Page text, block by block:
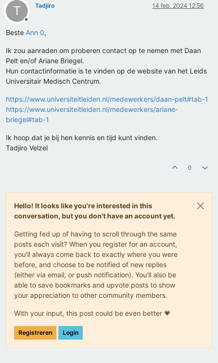
T
Offline
Tadjiro 14 feb. 2024 12:56
Beste Ann 0,
Ik zou aanraden om proberen contact op te nemen met Daan
Pelt en/of Ariane Briegel.
Hun contactinformatie is te vinden op de website van het Leids
Universitair Medisch Centrum.
https://www.universiteitleiden.nl/medewerkers/daan-pelt#tab-1
https://www.universiteitleiden.nl/medewerkers/ariane-
briegel#tab-1
Ik hoop dat je bij hen kennis en tijd kunt vinden.
Tadjiro Velzel
0
Hello! It looks like you're interested in this
conversation, but you don't have an account yet.
Getting fed up of having to scroll through the same
posts each visit? When you register for an account,
you'll always come back to exactly where you were
before, and choose to be notified of new replies
(either via email, or push notification). You'll also be
able to save bookmarks and upvote posts to show
your appreciation to other community members.
With your input, this post could be even better 💗
Registreren Login